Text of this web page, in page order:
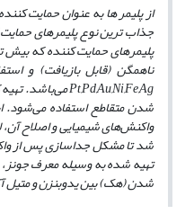
از پلیمر ها به‌ عنوان حمایت
جذاب ترین نوع پلیمرهای
پلیمرهای حمایت کننده که بیش‌
ناهمگن (قابل بازیافت) و
Pt,Pd,Au,Ni,Fe,Agمی‌باشد. تهیه
شدن متقاطع استفاده می‌شود.
واکنش‌های شیمیایی و اصلاح
شد تا مشکل جداسازی پس از
تهیه شده به‌ وسیله معرف
شدن (هک) بین یدوبنزن و متیل